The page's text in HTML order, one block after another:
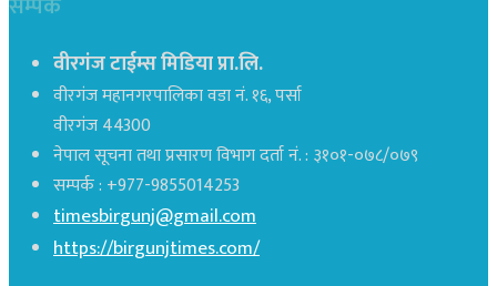
वीरगंज टाईम्स मिडिया प्रा.लि.
वीरगंज महानगरपालिका वडा नं. १६, पर्सा
वीरगंज 44300
नेपाल सूचना तथा प्रसारण विभाग दर्ता नं. : ३१०१-०७८/०७९
सम्पर्क : +977-9855014253
timesbirgunj@gmail.com
https://birgunjtimes.com/